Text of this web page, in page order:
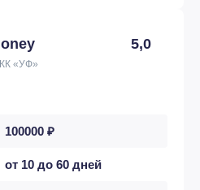
5,0
«УФ»
100000 ₽
от 10 до 60 дней